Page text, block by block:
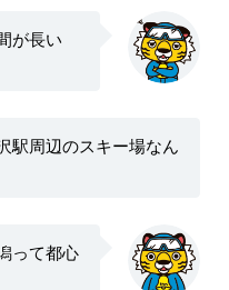
が長い
駅周辺のスキー場なん
って都心